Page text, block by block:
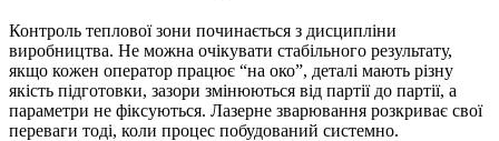
Контроль теплової зони починається з дисципліни
виробництва. Не можна очікувати стабільного результату,
якщо кожен оператор працює “на око”, деталі мають різну
якість підготовки, зазори змінюються від партії до партії, а
параметри не фіксуються. Лазерне зварювання розкриває свої
переваги тоді, коли процес побудований системно.